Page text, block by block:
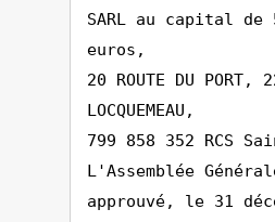
SARL au capital de
euros,
20 ROUTE DU PORT,
LOCQUEMEAU,
799 858 352 RCS
L'Assemblée
approuvé, le 31